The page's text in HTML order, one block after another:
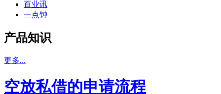
百业讯
一点钟
产品知识
更多...
空放私借的申请流程